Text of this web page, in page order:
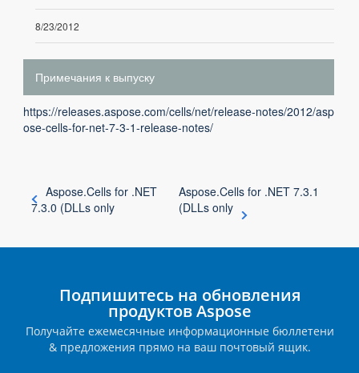
8/23/2012
Примечания к выпуску
https://releases.aspose.com/cells/net/release-notes/2012/asp
ose-cells-for-net-7-3-1-release-notes/
Aspose.Cells for .NET
7.3.0 (DLLs only
Aspose.Cells for .NET 7.3.1
(DLLs only
Подпишитесь на обновления
продуктов Aspose
Получайте ежемесячные информационные бюллетени
& предложения прямо на ваш почтовый ящик.